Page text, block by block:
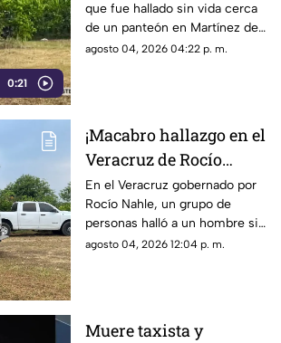
0:21
Veracruz
que fue hallado sin vida cerca
de un panteón en Martínez de
la Torre, Veracruz.
agosto 04, 2026 04:22 p. m.
¡Macabro hallazgo en el
Veracruz de Rocío
Nahle! Hallan a
hombre sin vida cerca
de panteón; así estaba
el cuerpo
En el Veracruz gobernado por
Rocío Nahle, un grupo de
personas halló a un hombre sin
vida cerca de un panteón en
agosto 04, 2026 12:04 p. m.
Muere taxista y